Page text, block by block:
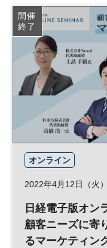
デジタル
日経オ
開催
終了
オンライン
2022年4月12日（火
日経電子版オン
顧客ニーズに寄
るマーケティン